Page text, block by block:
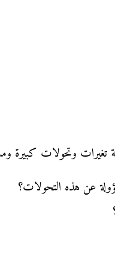
تغيرات وتحولات كبيرة
عن هذه التحولات؟